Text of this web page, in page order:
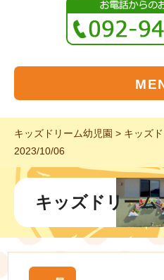
キッズドリーム幼児園 > キッズ
2023/10/06
キッズドリーム